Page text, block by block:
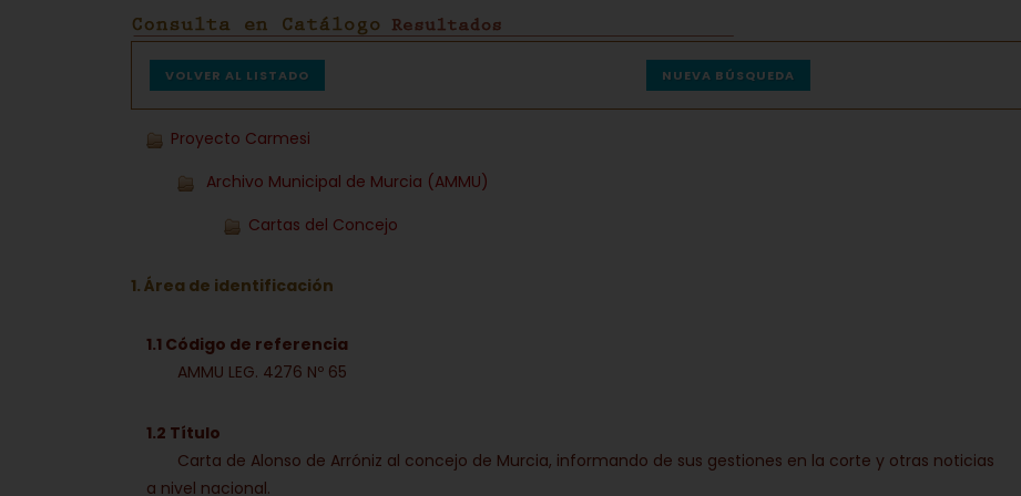
VOLVER AL LISTADO NUEVA BÚSQUEDA
Proyecto Carmesi
Archivo Municipal de Murcia (AMMU)
Cartas del Concejo
1. Área de identificación
1.1 Código de referencia
AMMU LEG. 4276 Nº 65
1.2 Título
Carta de Alonso de Arróniz al concejo de Murcia, informando de sus gestiones en la corte y otras noticias
a nivel nacional.